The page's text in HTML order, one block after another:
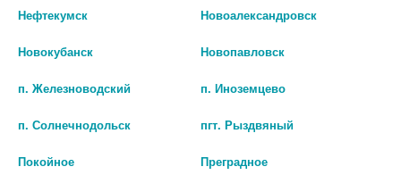
ПОЛИДЕКСА 10,5МЛ. УШНЫЕ
536 руб.
шт
ДИОКСИДИН 0,0025/МЛ 10МЛ
479 руб.
Нефтекумск Новоалександровск
Новокубанск Новопавловск
п. Железноводский п. Иноземцево
п. Солнечнодольск пгт. Рыздвяный
Покойное Преградное